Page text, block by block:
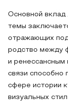
Основной вклад
темы
отражающих
родство между
и ренессансным
связи способно
сфере истории
визуальных